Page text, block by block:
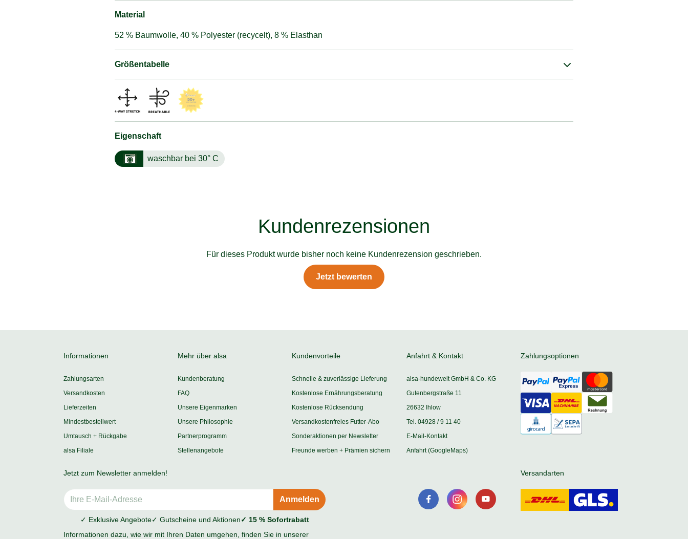
Material
52 % Baumwolle, 40 % Polyester (recycelt), 8 % Elasthan
Größentabelle
Eigenschaft
waschbar bei 30° C
Kundenrezensionen
Für dieses Produkt wurde bisher noch keine Kundenrezension geschrieben.
Jetzt bewerten
Informationen
Zahlungsarten
Versandkosten
Lieferzeiten
Mindestbestellwert
Umtausch + Rückgabe
alsa Filiale
Mehr über alsa
Kundenberatung
FAQ
Unsere Eigenmarken
Unsere Philosophie
Partnerprogramm
Stellenangebote
Kundenvorteile
Schnelle & zuverlässige Lieferung
Kostenlose Ernährungsberatung
Kostenlose Rücksendung
Versandkostenfreies Futter-Abo
Sonderaktionen per Newsletter
Freunde werben + Prämien sichern
Anfahrt & Kontakt
alsa-hundewelt GmbH & Co. KG
Gutenbergstraße 11
26632 Ihlow
Tel. 04928 / 9 11 40
E-Mail-Kontakt
Anfahrt (GoogleMaps)
Zahlungsoptionen
Versandarten
Jetzt zum Newsletter anmelden!
✓ Exklusive Angebote✓ Gutscheine und Aktionen✓ 15 % Sofortrabatt
Informationen dazu, wie wir mit Ihren Daten umgehen, finden Sie in unserer